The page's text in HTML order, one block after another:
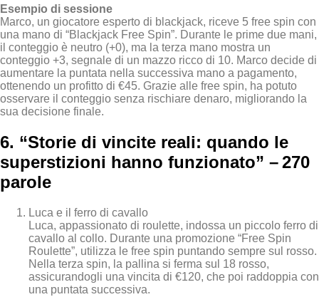
Esempio di sessione
Marco, un giocatore esperto di blackjack, riceve 5 free spin con
una mano di “Blackjack Free Spin”. Durante le prime due mani,
il conteggio è neutro (+0), ma la terza mano mostra un
conteggio +3, segnale di un mazzo ricco di 10. Marco decide di
aumentare la puntata nella successiva mano a pagamento,
ottenendo un profitto di €45. Grazie alle free spin, ha potuto
osservare il conteggio senza rischiare denaro, migliorando la
sua decisione finale.
6. “Storie di vincite reali: quando le
superstizioni hanno funzionato” – 270
parole
Luca e il ferro di cavallo
Luca, appassionato di roulette, indossa un piccolo ferro di
cavallo al collo. Durante una promozione “Free Spin
Roulette”, utilizza le free spin puntando sempre sul rosso.
Nella terza spin, la pallina si ferma sul 18 rosso,
assicurandogli una vincita di €120, che poi raddoppia con
una puntata successiva.